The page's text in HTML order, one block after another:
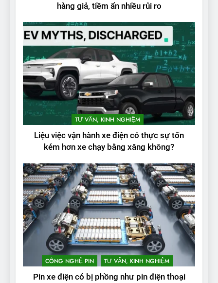
hàng giả, tiềm ẩn nhiều rủi ro
TƯ VẤN, KINH NGHIỆM
Liệu việc vận hành xe điện có thực sự tốn
kém hơn xe chạy bằng xăng không?
CÔNG NGHỆ PIN TƯ VẤN, KINH NGHIỆM
Pin xe điện có bị phồng như pin điện thoại
2
Test quãng đường thực tế
bố từ nhà sản xuất
THỬ NGHIỆM PHẠM VI PIN
3
Thử nghiệm phạm vi thực tế
của Tesla Model 3 LR 2024
THỬ NGHIỆM PHẠM VI PIN
VinFast VF 8 chạy cao tốc
được bao xa, mỗi kW điện đi
được bao nhiêu km?
THỬ NGHIỆM PHẠM VI PIN